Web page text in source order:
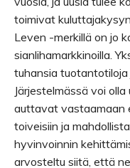
toimivat
Leven -merkillä on jo
sianlihamarkkinoilla.
tuhansia tuotantotiloja
Järjestelmässä voi
auttavat vastaamaan
toiveisiin ja
hyvinvoinnin
arvosteltu siitä, että